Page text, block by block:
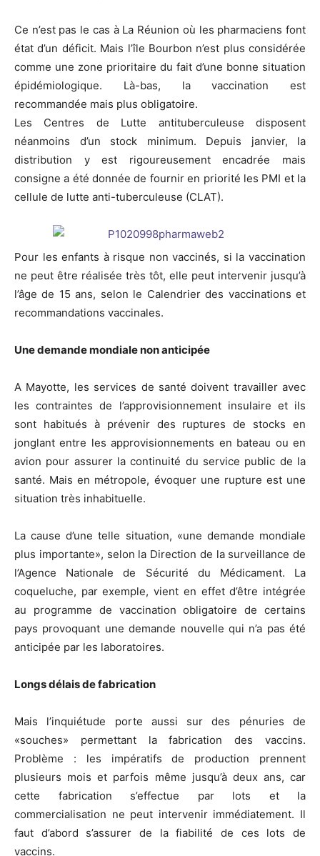
Ce n’est pas le cas à La Réunion où les pharmaciens font
état d’un déficit. Mais l’île Bourbon n’est plus considérée
comme une zone prioritaire du fait d’une bonne situation
épidémiologique. Là-bas, la vaccination est
recommandée mais plus obligatoire.
Les Centres de Lutte antituberculeuse disposent
néanmoins d’un stock minimum. Depuis janvier, la
distribution y est rigoureusement encadrée mais
consigne a été donnée de fournir en priorité les PMI et la
cellule de lutte anti-tuberculeuse (CLAT).
Pour les enfants à risque non vaccinés, si la vaccination
ne peut être réalisée très tôt, elle peut intervenir jusqu’à
l’âge de 15 ans, selon le Calendrier des vaccinations et
recommandations vaccinales.
Une demande mondiale non anticipée
A Mayotte, les services de santé doivent travailler avec
les contraintes de l’approvisionnement insulaire et ils
sont habitués à prévenir des ruptures de stocks en
jonglant entre les approvisionnements en bateau ou en
avion pour assurer la continuité du service public de la
santé. Mais en métropole, évoquer une rupture est une
situation très inhabituelle.
La cause d’une telle situation, «une demande mondiale
plus importante», selon la Direction de la surveillance de
l’Agence Nationale de Sécurité du Médicament. La
coqueluche, par exemple, vient en effet d’être intégrée
au programme de vaccination obligatoire de certains
pays provoquant une demande nouvelle qui n’a pas été
anticipée par les laboratoires.
Longs délais de fabrication
Mais l’inquiétude porte aussi sur des pénuries de
«souches» permettant la fabrication des vaccins.
Problème : les impératifs de production prennent
plusieurs mois et parfois même jusqu’à deux ans, car
cette fabrication s’effectue par lots et la
commercialisation ne peut intervenir immédiatement. Il
faut d’abord s’assurer de la fiabilité de ces lots de
vaccins.